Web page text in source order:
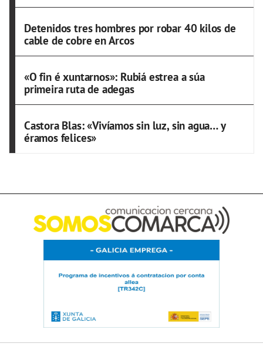
Detenidos tres hombres por robar 40 kilos de
cable de cobre en Arcos
«O fin é xuntarnos»: Rubiá estrea a súa
primeira ruta de adegas
Castora Blas: «Vivíamos sin luz, sin agua… y
éramos felices»